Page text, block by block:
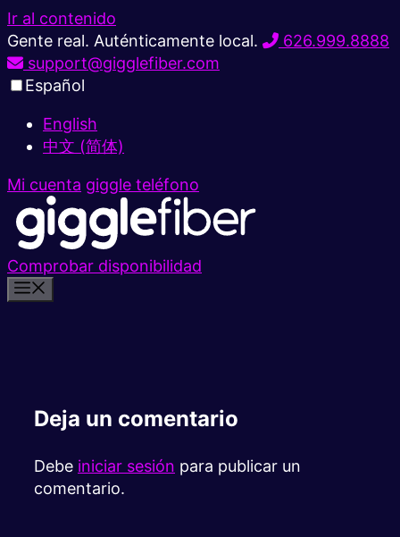
Ir al contenido
Gente real. Auténticamente local.
626.999.8888
support@gigglefiber.com
Español
English
中文 (简体)
Mi cuenta giggle teléfono
Comprobar disponibilidad
Deja un comentario
Debe iniciar sesión para publicar un
comentario.